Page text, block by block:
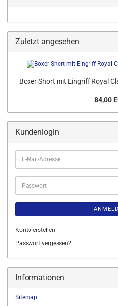
Zuletzt angesehen
Boxer Short mit Eingriff Royal
84,00
Kundenlogin
E-
Mail-
Adresse
Passwort
Konto erstellen
Passwort vergessen?
Informationen
Sitemap